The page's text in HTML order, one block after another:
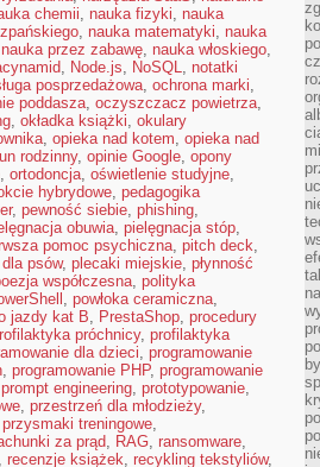
chemii, nauka fizyki, nauka
, nauka matematyki, nauka
nauka przez zabawę, nauka włoskiego,
, Node.js, NoSQL, notatki
posprzedażowa, ochrona marki,
poddasza, oczyszczacz powietrza,
, okładka książki, okulary
, opieka nad kotem, opieka nad
rodzinny, opinie Google, opony
, ortodoncja, oświetlenie studyjne,
hybrydowe, pedagogika
, pewność siebie, phishing,
obuwia, pielęgnacja stóp,
pomoc psychiczna, pitch deck,
psów, plecaki miejskie, płynność
współczesna, polityka
, powłoka ceramiczna,
jazdy kat B, PrestaShop, procedury
próchnicy, profilaktyka
dla dzieci, programowanie
, programowanie PHP, programowanie
prompt engineering, prototypowanie,
, przestrzeń dla młodzieży,
przysmaki treningowe,
za prąd, RAG, ransomware,
, recenzje książek, recykling tekstyliów,